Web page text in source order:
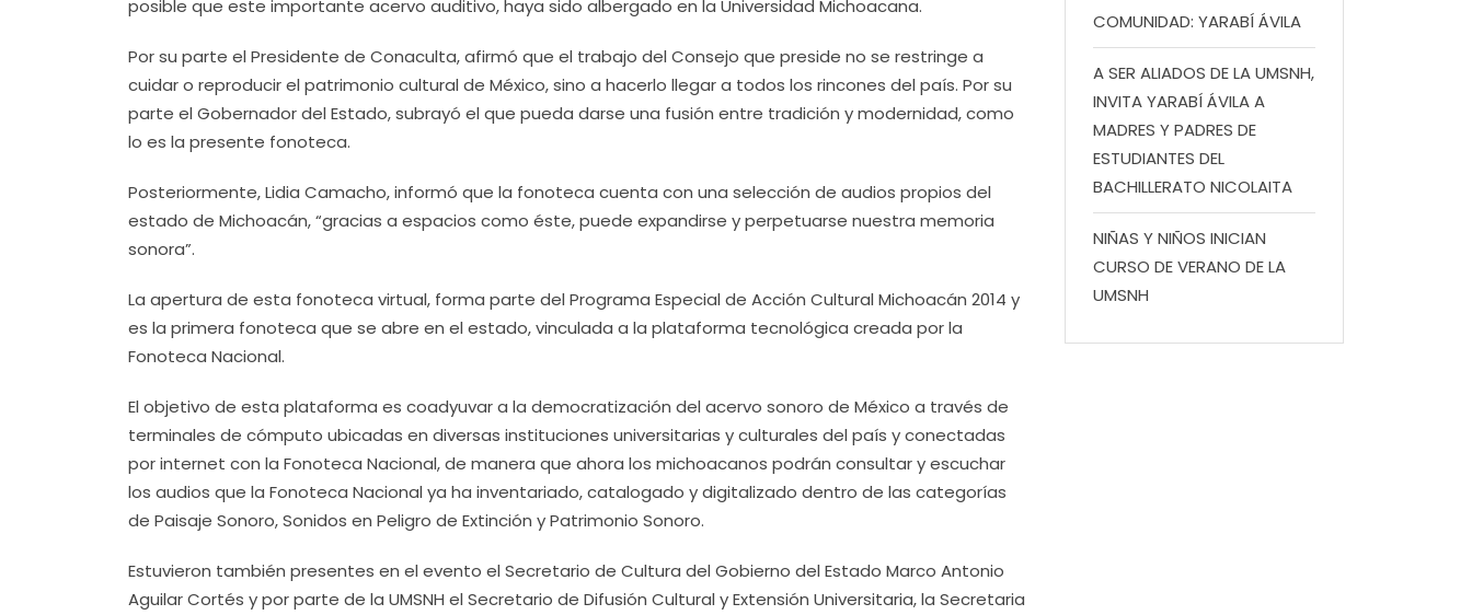
posible que este importante acervo auditivo, haya sido albergado en la Universidad Michoacana.
Por su parte el Presidente de Conaculta, afirmó que el trabajo del Consejo que preside no se restringe a
cuidar o reproducir el patrimonio cultural de México, sino a hacerlo llegar a todos los rincones del país. Por su
parte el Gobernador del Estado, subrayó el que pueda darse una fusión entre tradición y modernidad, como
lo es la presente fonoteca.
Posteriormente, Lidia Camacho, informó que la fonoteca cuenta con una selección de audios propios del
estado de Michoacán, “gracias a espacios como éste, puede expandirse y perpetuarse nuestra memoria
sonora”.
La apertura de esta fonoteca virtual, forma parte del Programa Especial de Acción Cultural Michoacán 2014 y
es la primera fonoteca que se abre en el estado, vinculada a la plataforma tecnológica creada por la
Fonoteca Nacional.
El objetivo de esta plataforma es coadyuvar a la democratización del acervo sonoro de México a través de
terminales de cómputo ubicadas en diversas instituciones universitarias y culturales del país y conectadas
por internet con la Fonoteca Nacional, de manera que ahora los michoacanos podrán consultar y escuchar
los audios que la Fonoteca Nacional ya ha inventariado, catalogado y digitalizado dentro de las categorías
de Paisaje Sonoro, Sonidos en Peligro de Extinción y Patrimonio Sonoro.
Estuvieron también presentes en el evento el Secretario de Cultura del Gobierno del Estado Marco Antonio
Aguilar Cortés y por parte de la UMSNH el Secretario de Difusión Cultural y Extensión Universitaria, la Secretaria
COMUNIDAD: YARABÍ ÁVILA
A SER ALIADOS DE LA UMSNH,
INVITA YARABÍ ÁVILA A
MADRES Y PADRES DE
ESTUDIANTES DEL
BACHILLERATO NICOLAITA
NIÑAS Y NIÑOS INICIAN
CURSO DE VERANO DE LA
UMSNH